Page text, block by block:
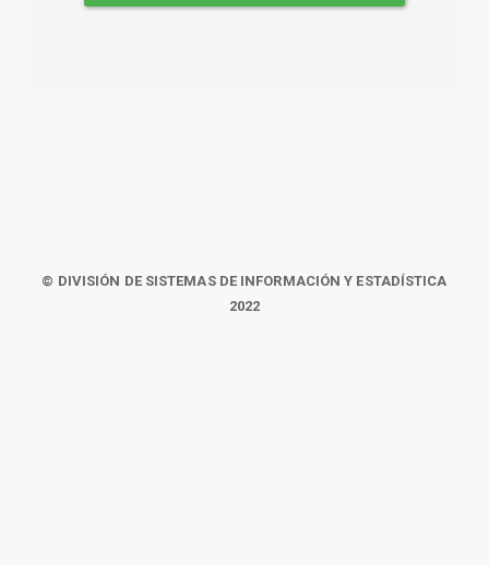
© DIVISIÓN DE SISTEMAS DE INFORMACIÓN Y ESTADÍSTICA
2022